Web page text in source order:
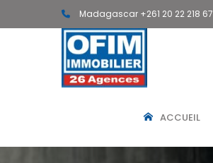
Madagascar +261 20 22 218 67
ACCUEIL